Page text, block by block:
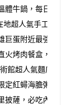
體牛鍋，每日善
地超人氣手工義大
巨蛋附近最強酸
火烤肉餐盒，必
館超人氣麵店，
定紅蟳海膽粥，
披薩，必吃內用